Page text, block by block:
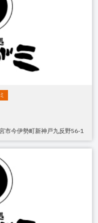
市今伊勢町新神戸九反野56-1